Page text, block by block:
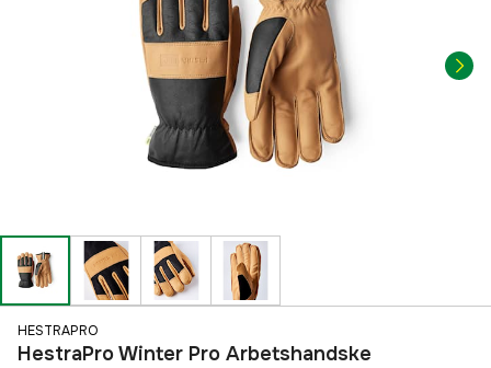
HESTRAPRO
HestraPro Winter Pro Arbetshandske